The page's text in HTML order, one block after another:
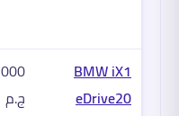
BMW iX1
eDrive20
ج.م